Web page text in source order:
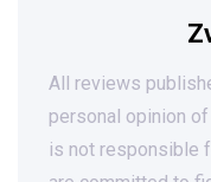
All reviews
personal opinion
is not responsible